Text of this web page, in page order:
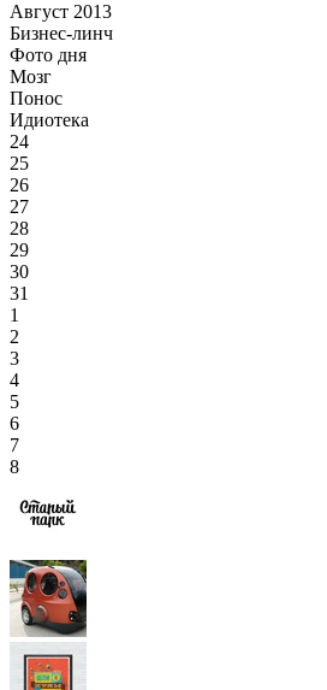
Август 2013
Бизнес-линч
Фото дня
Мозг
Понос
Идиотека
24
25
26
27
28
29
30
31
1
2
3
4
5
6
7
8